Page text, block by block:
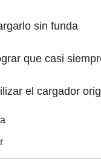
sin funda
que casi
el cargador